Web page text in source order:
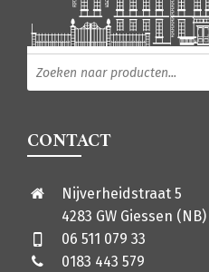
CONTACT
Nijverheidstraat 5
4283 GW Giessen (NB)
06 511 079 33
0183 443 579